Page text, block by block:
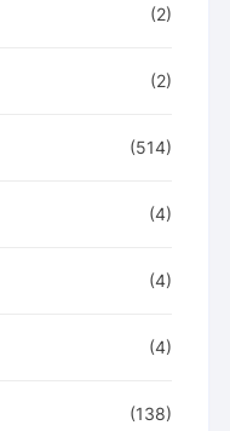
(2)
(2)
(514)
(4)
(4)
(4)
(138)